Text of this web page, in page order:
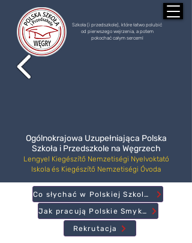
Szkoła (i przedszkole), które łatwo polubić
od pierwszego wejrzenia, a potem
pokochać całym sercem!
Ogólnokrajowa Uzupełniająca Polska
Szkoła i Przedszkole na Węgrzech
Lengyel Kiegészítő Nemzetiségi Nyelvoktató
Iskola és Kiegészítő Nemzetiségi Óvoda
Rekrutacja
Jak pracują Polskie Smyki?
Co słychać w Polskiej Szkole?